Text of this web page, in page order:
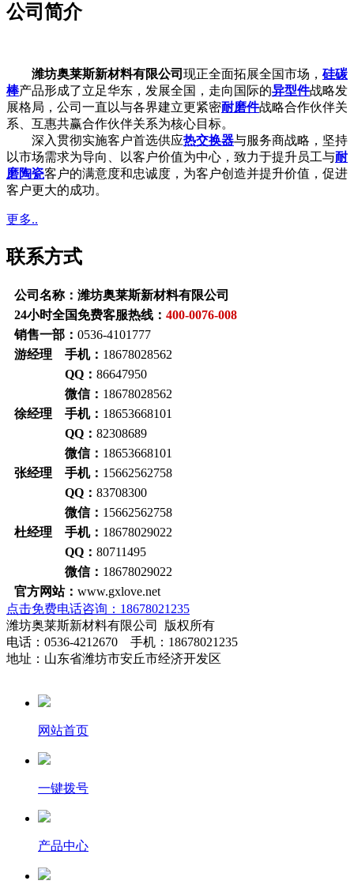
公司简介
潍坊奥莱斯新材料有限公司 现正全面拓展全国市场， 硅碳
棒产品形成了立足华东，发展全国，走向国际的异型件战略发
展格局，公司一直以与各界建立更紧密耐磨件战略合作伙伴关
系、互惠共赢合作伙伴关系为核心目标。
深入贯彻实施客户首选供应热交换器与服务商战略，坚持
以市场需求为导向、以客户价值为中心，致力于提升员工与耐
磨陶瓷客户的满意度和忠诚度，为客户创造并提升价值，促进
客户更大的成功。
更多..
联系方式
公司名称：潍坊奥莱斯新材料有限公司
24小时全国免费客服热线： 400-0076-008
销售一部： 0536-4101777
游经理 手机： 18678028562
QQ： 86647950
微信： 18678028562
徐经理 手机： 18653668101
QQ： 82308689
微信： 18653668101
张经理 手机： 15662562758
QQ： 83708300
微信： 15662562758
杜经理 手机： 18678029022
QQ： 80711495
微信： 18678029022
官方网站： www.gxlove.net
点击免费电话咨询：18678021235
潍坊奥莱斯新材料有限公司 版权所有
电话：0536-4212670 手机：18678021235
地址：山东省潍坊市安丘市经济开发区
网站首页
一键拨号
产品中心